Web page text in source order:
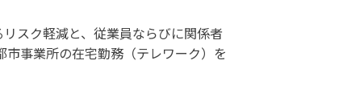
スク軽減と、従業員ならびに関係者
事業所の在宅勤務（テレワーク）を